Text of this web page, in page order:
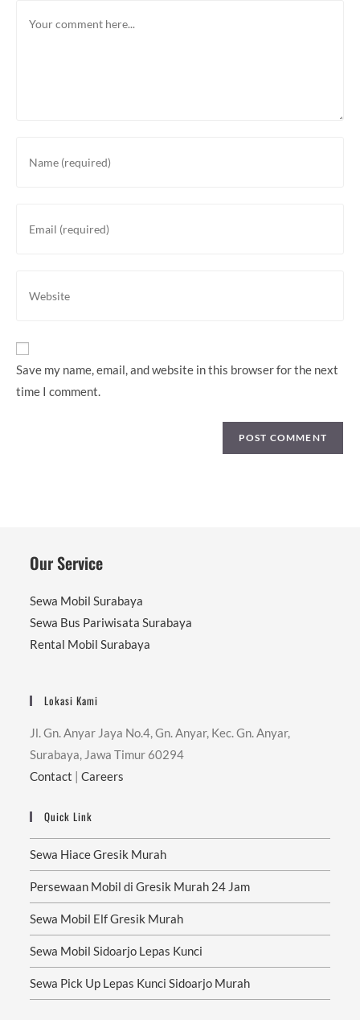
your
username
your
your
URL
Save my name, email, and website in this browser for the next
time I comment.
Our Service
Sewa Mobil Surabaya
Sewa Bus Pariwisata Surabaya
Rental Mobil Surabaya
Lokasi Kami
Jl. Gn. Anyar Jaya No.4, Gn. Anyar, Kec. Gn. Anyar,
Surabaya, Jawa Timur 60294
Contact |Careers
Quick Link
Sewa Hiace Gresik Murah
Persewaan Mobil di Gresik Murah 24 Jam
Sewa Mobil Elf Gresik Murah
Sewa Mobil Sidoarjo Lepas Kunci
Sewa Pick Up Lepas Kunci Sidoarjo Murah